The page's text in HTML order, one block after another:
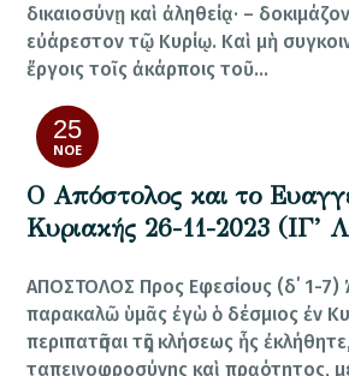
δικαιοσύνῃ καὶ ἀληθείᾳ· –
εὐάρεστον τῷ Κυρίῳ. Καὶ μὴ
ἔργοις τοῖς ἀκάρποις τοῦ…
25
ΝΟΈ
Ο Απόστολος και το
Κυριακής 26-11-2023 (ΙΓ’
ΑΠΟΣΤΟΛΟΣ Προς Εφεσίους (δ΄ 1-7)
παρακαλῶ ὑμᾶς ἐγὼ ὁ δέσμιος ἐν
περιπατῆσαι τῆς κλήσεως ἧς
ταπεινοφροσύνης καὶ πρᾳότητος,